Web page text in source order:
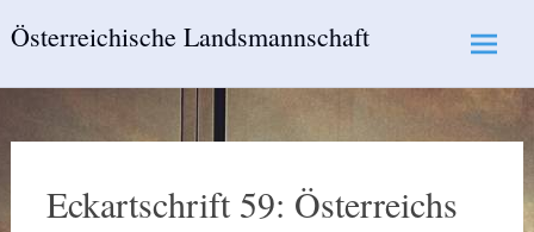
toÖsterreichische Landsmannschaft
Eckartschrift 59: Österreichs